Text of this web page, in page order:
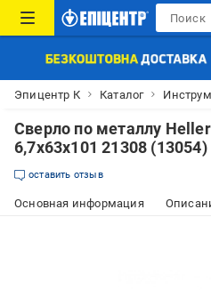
Эпицентр К Каталог
Сверло по металлу Heller
6,7х63х101 21308 (13054)
оставить отзыв
Основная информация